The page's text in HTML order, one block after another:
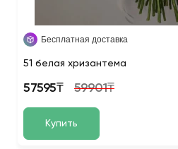
Бесплатная доставка
51 белая хризантема
57595₸ 59901₸
Купить